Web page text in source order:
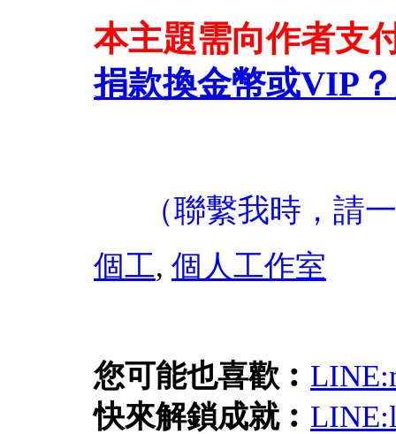
本主題需向作者支
捐款換金幣或VIP？
（聯繫我時，請
個工, 個人工作室
您可能也喜歡︰
快來解鎖成就︰